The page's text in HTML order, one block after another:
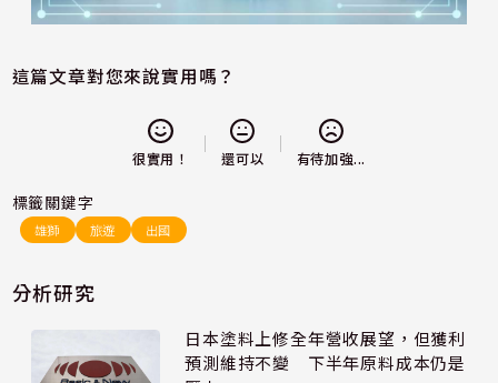
這篇文章對您來說實用嗎？
很實用！ 還可以 有待加強...
標籤關鍵字
雄獅 旅遊 出國
分析研究
日本塗料上修全年營收展望，但獲利
預測維持不變 下半年原料成本仍是